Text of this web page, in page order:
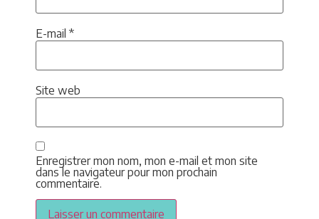
E-mail *
Site web
Enregistrer mon nom, mon e-mail et mon site
dans le navigateur pour mon prochain
commentaire.